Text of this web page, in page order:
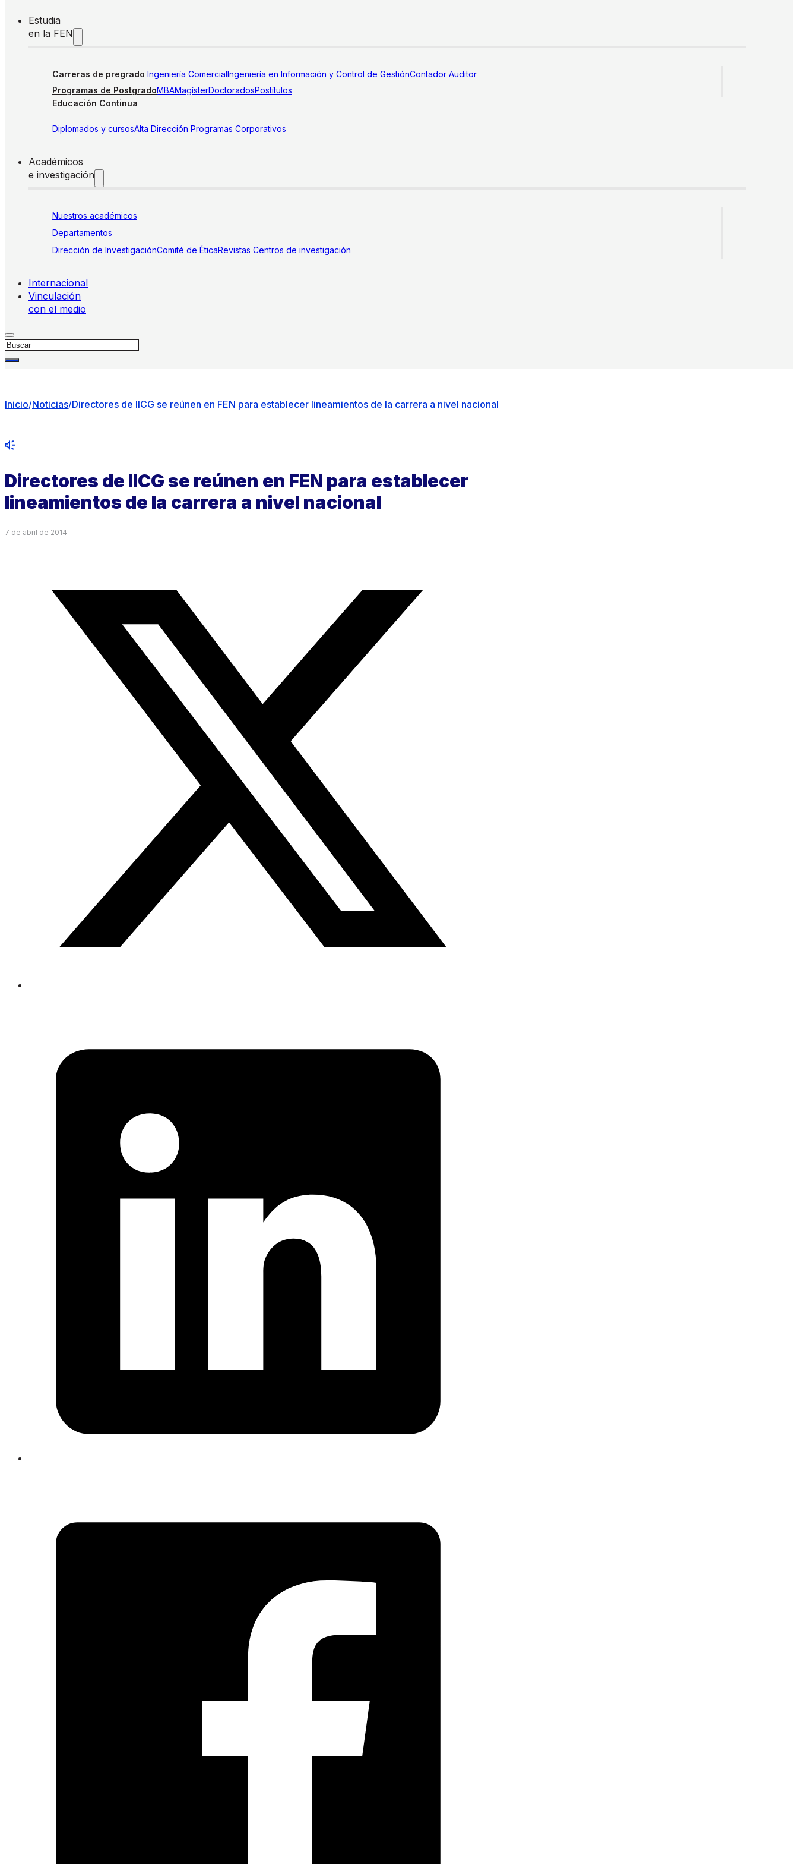
Estudia
en la FEN
Carreras de pregrado Ingeniería ComercialIngeniería en Información y Control de GestiónContador Auditor
Programas de PostgradoMBAMagísterDoctoradosPostítulos
Educación Continua
Diplomados y cursosAlta Dirección Programas Corporativos
Académicos
e investigación
Nuestros académicos
Departamentos
Dirección de InvestigaciónComité de ÉticaRevistas Centros de investigación
Internacional
Vinculación
con el medio
Buscar
Inicio/Noticias/Directores de IICG se reúnen en FEN para establecer lineamientos de la carrera a nivel nacional
Directores de IICG se reúnen en FEN para establecer
lineamientos de la carrera a nivel nacional
7 de abril de 2014